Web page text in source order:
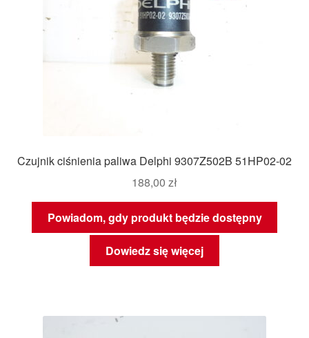
Zamówienia
Czujnik ciśnienia paliwa Delphi 9307Z502B 51HP02-02
188,00 zł
Powiadom, gdy produkt będzie dostępny
Dowiedz się więcej